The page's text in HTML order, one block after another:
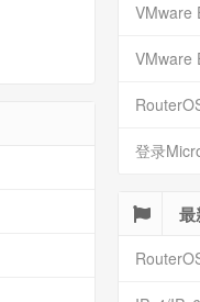
VMware
VMware
登录
最